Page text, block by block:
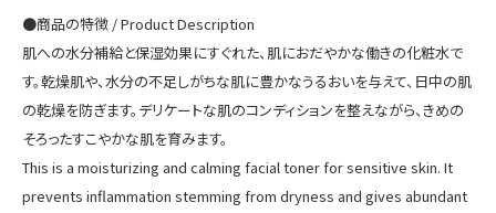
●商品の特徴 / Product Description
肌への水分補給と保湿効果にすぐれた、肌におだやかな働きの化粧水で
す。乾燥肌や、水分の不足しがちな肌に豊かなうるおいを与えて、日中の肌
の乾燥を防ぎます。デリケートな肌のコンディションを整えながら、きめの
そろったすこやかな肌を育みます。
This is a moisturizing and calming facial toner for sensitive skin. It
prevents inflammation stemming from dryness and gives abundant